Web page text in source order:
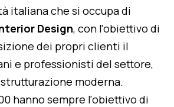
italiana che si occupa di
Design, con l'obiettivo di
dei propri clienti il
e professionisti del settore,
moderna.
hanno sempre l'obiettivo di